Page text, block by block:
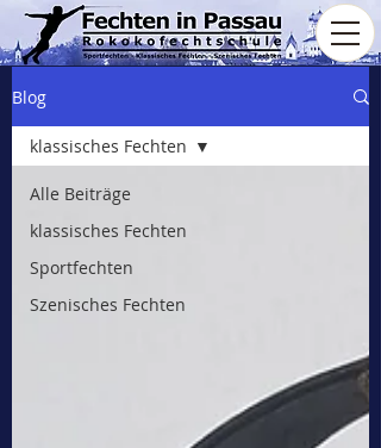
Blog
Alle Beiträge
klassisches Fechten
Sportfechten
Szenisches Fechten
klassisches Fechten